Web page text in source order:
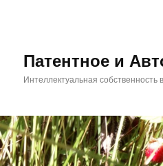
Патентное и
Интеллектуальная собственность